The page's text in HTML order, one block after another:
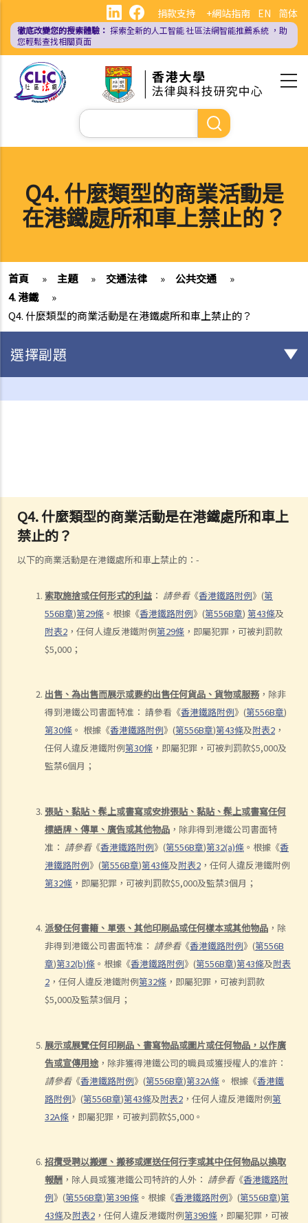
內
EN 简体
捐款支持 +網站指南
徹底改變您的搜索體驗： 探索全新的人工智能社區法網智能推薦系統 ，助
您輕鬆查找相關頁面
Search
Q4. 什麼類型的商業活動是
在港鐵處所和車上禁止的？
首頁 » 主題 » 交通法律 » 公共交通
»
4. 港鐵
»
Q4. 什麼類型的商業活動是在港鐵處所和車上禁止的？
Q4. 什麼類型的商業活動是在港鐵處所和車上
禁止的？
以下的商業活動是在港鐵處所和車上禁止的： -
索取施捨或任何形式的利益 ： 請參看《香港鐵路附例》 (第
556B章)第29條 。根據 《香港鐵路附例》 (第556B章) 第43條及
附表2 ，任何人違反港鐵附例第29條 ，即屬犯罪，可被判罰款
$5,000 ；
出售、為出售而展示或要約出售任何貨品、貨物或服務，除非
得到港鐵公司書面特准： 請參看 《香港鐵路附例》 (第556B章)
第30條 。 根據 《香港鐵路附例》 (第556B章)第43條及附表2 ，
任何人違反港鐵附例第30條 ，即屬犯罪，可被判罰款$5,000及
監禁6個月；
張貼、黏貼、髹上或書寫或安排張貼、黏貼、髹上或書寫任何
標語牌、傳單、廣告或其他物品 ，除非得到港鐵公司書面特
准： 請參看《香港鐵路附例》 (第556B章)第32(a)條 。根據 《香
港鐵路附例》 (第556B章)第43條及附表2 ，任何人違反港鐵附例
第32條 ，即屬犯罪，可被判罰款$5,000及監禁3個月；
派發任何書籍、單張、其他印刷品或任何樣本或其他物品 ，除
非得到港鐵公司書面特准： 請參看《香港鐵路附例》 (第556B
章)第32(b)條 。根據 《香港鐵路附例》 (第556B章)第43條及附表
2 ，任何人違反港鐵附例第32條 ，即屬犯罪，可被判罰款
$5,000及監禁3個月；
展示或展覽任何印刷品、書寫物品或圖片或任何物品，以作廣
告或宣傳用途，除非獲得港鐵公司的職員或獲授權人的准許：
請參看《香港鐵路附例》 (第556B章)第32A條 。 根據 《香港鐵
路附例》 (第556B章)第43條及附表2 ，任何人違反港鐵附例第
32A條 ，即屬犯罪，可被判罰款$5,000 。
招攬受聘以搬運、搬移或運送任何行李或其中任何物品以換取
報酬 ，除人員或獲港鐵公司特許的人外： 請參看《香港鐵路附
例》 (第556B章)第39B條 。根據 《香港鐵路附例》 (第556B章)第
43條及附表2 ，任何人違反港鐵附例第39B條 ，即屬犯罪，可被
選擇副題
駕駛
a. 沒有遵守安全停車距離及從後撞擊
b. 沒有察看清楚而倒車
c. 不安全地超車
5. 判刑
危險駕駛
1. 「危險」
2. 「對一個合格而謹慎的駕駛人而言，該人以該方式駕駛汽車會屬危
3. 危險駕駛的典型例子
b. 蓄意衝紅燈
c. 嚴重超速
d. 駕駛超載的車輛
個案：R女士駕駛車輛，以時速100公里衝過兩個紅燈，然後跨越道路分
界線，撞上一輛停在對面行車線路旁的車輛。R女士被控危險駕駛。她
辯稱視線被樹木阻擋，以致看不到紅燈，她當時已竭盡所能控制車輛，
無奈車輛仍然失控衝過對面行車線。假設R女士所言屬實，她可以脫罪
果，並不一定是「危險駕駛」（香港特別行政區 訴 林志發）
b. 涉及酒類或藥物的危險駕駛
1. 罪行元素
a. 「掌管汽車」
b. 「沒有能力妥當地控制該汽車」
2. 進行呼氣測試及提供樣本以作分析的責任
1. D先生在駕車時被警方截停，並被要求進行隨機抽樣呼氣測試。D先生
剛參加完狂野派對，他清楚知道體內的酒精含量肯定超過法定限度。為
逃避《道路交通條例》（香港法例第374章）第39或39A條的刑責，他編